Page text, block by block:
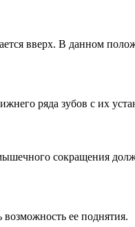
вверх. В данном
ряда зубов с их
сокращения
ее поднятия.